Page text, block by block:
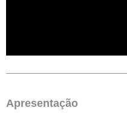
Apresentação